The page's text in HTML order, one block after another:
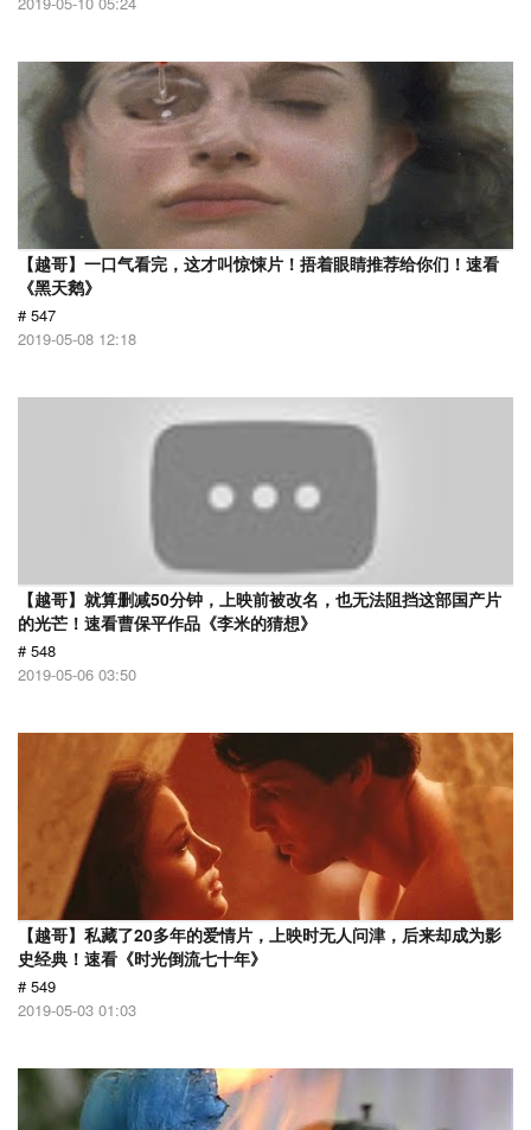
【越哥】一口气看完，这才叫惊悚片！捂着眼睛推荐给你们！速看
《黑天鹅》
# 547
2019-05-08 12:18
【越哥】就算删减50分钟，上映前被改名，也无法阻挡这部国产片
的光芒！速看曹保平作品《李米的猜想》
# 548
2019-05-06 03:50
【越哥】私藏了20多年的爱情片，上映时无人问津，后来却成为影
史经典！速看《时光倒流七十年》
# 549
2019-05-03 01:03